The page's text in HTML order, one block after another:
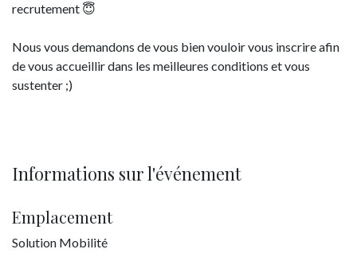
recrutement 😇
Nous vous demandons de vous bien vouloir vous inscrire afin
de vous accueillir dans les meilleures conditions et vous
sustenter ;)
Informations sur l'événement
Emplacement
Solution Mobilité